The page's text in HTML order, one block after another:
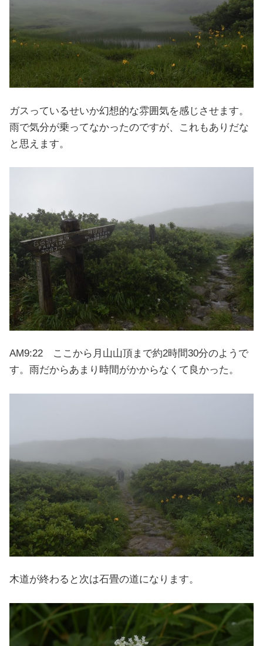
ガスっているせいか幻想的な雰囲気を感じさせます。
雨で気分が乗ってなかったのですが、これもありだな
と思えます。
AM9:22 ここから月山山頂まで約2時間30分のようで
す。雨だからあまり時間がかからなくて良かった。
木道が終わると次は石畳の道になります。